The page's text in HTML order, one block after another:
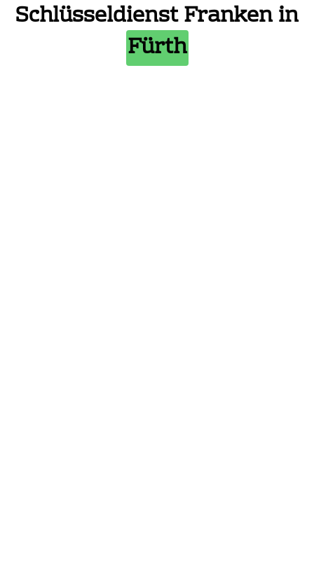
Schlüsseldienst Franken in
Fürth